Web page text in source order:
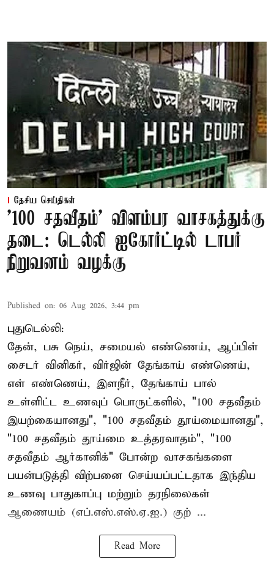
தேசிய செய்திகள்
'100 சதவீதம்' விளம்பர வாசகத்துக்கு
தடை: டெல்லி ஐகோர்ட்டில் டாபர்
நிறுவனம் வழக்கு
Published on: 06 Aug 2026, 3:44 pm
புதுடெல்லி:
தேன், பசு நெய், சமையல் எண்ணெய், ஆப்பிள்
சைடர் வினிகர், விர்ஜின் தேங்காய் எண்ணெய்,
எள் எண்ணெய், இளநீர், தேங்காய் பால்
உள்ளிட்ட உணவுப் பொருட்களில், "100 சதவீதம்
இயற்கையானது", "100 சதவீதம் தூய்மையானது",
"100 சதவீதம் தூய்மை உத்தரவாதம்", "100
சதவீதம் ஆர்கானிக்" போன்ற வாசகங்களை
பயன்படுத்தி விற்பனை செய்யப்பட்டதாக இந்திய
உணவு பாதுகாப்பு மற்றும் தரநிலைகள்
ஆணையம் (எப்.எஸ்.எஸ்.ஏ.ஐ.) குற் ...
Read More